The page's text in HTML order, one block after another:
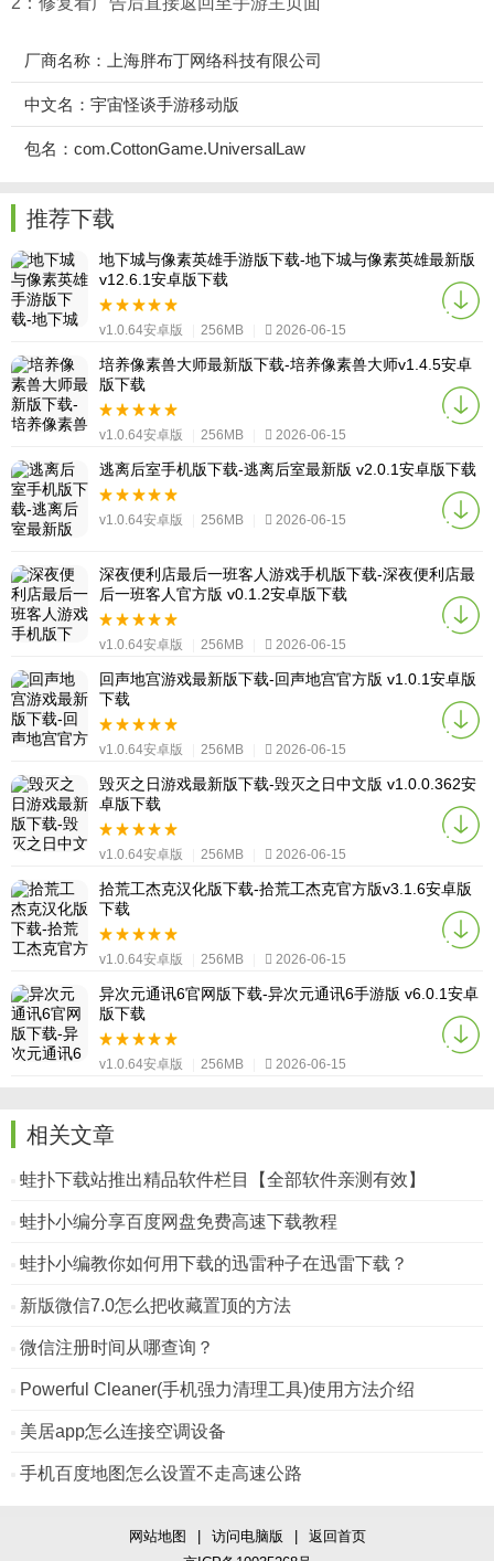
厂商名称：上海胖布丁网络科技有限公司
中文名：宇宙怪谈手游移动版
包名：com.CottonGame.UniversalLaw
推荐下载
地下城与像素英雄手游版下载-地下城与像素英雄最新版
v12.6.1安卓版下载
v1.0.64安卓版 256MB 2026-06-15
培养像素兽大师最新版下载-培养像素兽大师v1.4.5安卓
版下载
v1.0.64安卓版 256MB 2026-06-15
逃离后室手机版下载-逃离后室最新版 v2.0.1安卓版下载
v1.0.64安卓版 256MB 2026-06-15
深夜便利店最后一班客人游戏手机版下载-深夜便利店最
后一班客人官方版 v0.1.2安卓版下载
v1.0.64安卓版 256MB 2026-06-15
回声地宫游戏最新版下载-回声地宫官方版 v1.0.1安卓版
下载
v1.0.64安卓版 256MB 2026-06-15
毁灭之日游戏最新版下载-毁灭之日中文版 v1.0.0.362安
卓版下载
v1.0.64安卓版 256MB 2026-06-15
拾荒工杰克汉化版下载-拾荒工杰克官方版v3.1.6安卓版
下载
v1.0.64安卓版 256MB 2026-06-15
异次元通讯6官网版下载-异次元通讯6手游版 v6.0.1安卓
版下载
v1.0.64安卓版 256MB 2026-06-15
相关文章
蛙扑下载站推出精品软件栏目【全部软件亲测有效】
蛙扑小编分享百度网盘免费高速下载教程
蛙扑小编教你如何用下载的迅雷种子在迅雷下载？
新版微信7.0怎么把收藏置顶的方法
微信注册时间从哪查询？
Powerful Cleaner(手机强力清理工具)使用方法介绍
美居app怎么连接空调设备
手机百度地图怎么设置不走高速公路
网站地图 访问电脑版
返回首页